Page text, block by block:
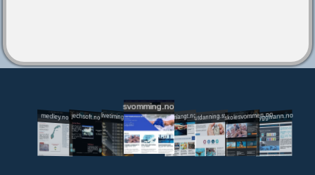
medley.no jechsoft.nolivetiming.medley.no
svomming.no
svomlangt.noutdanning.svomming.no
skolesvommen.notryggivann.no